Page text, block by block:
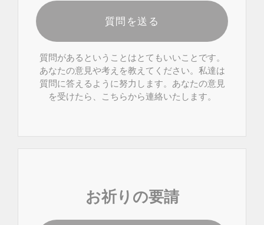
質問を送る
質問があるということはとてもいいことです。
あなたの意見や考えを教えてください。私達は
質問に答えるように努力します。あなたの意見
を受けたら、こちらから連絡いたします。
お祈りの要請